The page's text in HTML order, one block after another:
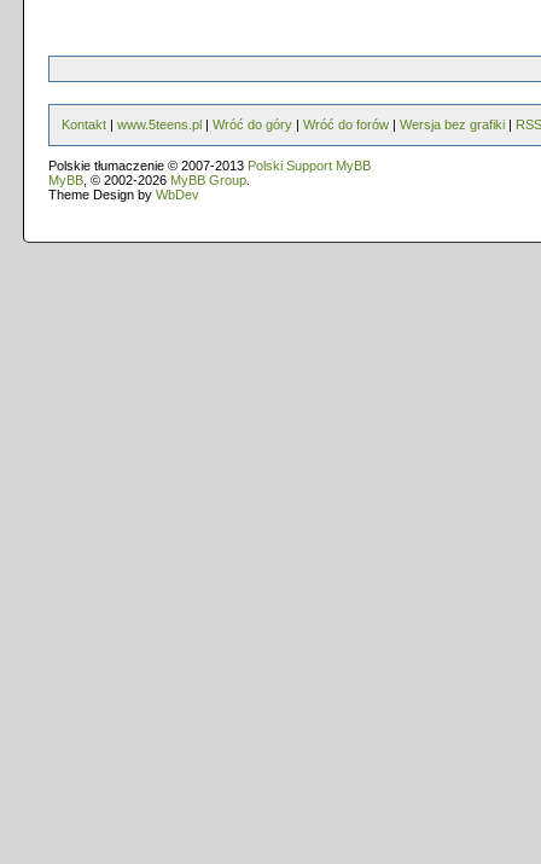
Kontakt | www.5teens.pl | Wróć do góry | Wróć do forów | Wersja bez grafiki | RSS
Polskie tłumaczenie © 2007-2013 Polski Support MyBB
MyBB , © 2002-2026 MyBB Group
Theme Design by WbDev